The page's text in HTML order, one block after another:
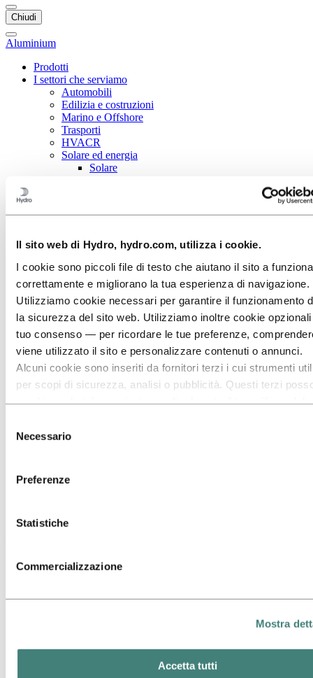
Il sito web di Hydro, hydro.com, utilizza i cookie.
I cookie sono piccoli file di testo che aiutano il sito a
correttamente e migliorano la tua esperienza di navigazione.
Utilizziamo cookie necessari per garantire il funzionamento
la sicurezza del sito web. Utilizziamo inoltre cookie
tuo consenso — per ricordare le tue preferenze,
viene utilizzato il sito e personalizzare contenuti o annunci.
Alcuni cookie sono inseriti da fornitori terzi i cui strumenti
per scopi di sicurezza, analisi o pubblicità. Questi terzi
tramite l’utilizzo dei loro servizi. Il terzo responsabile di un
cookie riportato più sotto.
delNecessario
Preferenze
Statistiche
Commercializzazione
Mostra
Accetta tutti
Chiudi
Aluminium
Prodotti
I settori che serviamo
Automobili
Edilizia e costruzioni
Marino e Offshore
Trasporti
HVACR
Solare ed energia
Solare
Geotermico
Settore petrolifero
Infrastrutture
Elettronica
Ingegneria in generale
A proposito di alluminio
Innovazione, ricerca e sviluppo
I settori che serviamo
Solare ed energia
Solare
Termico solare
Applicazioni termiche in
ridotta
mondo. Molti di essi sono realizzati in estrusioni di alluminio